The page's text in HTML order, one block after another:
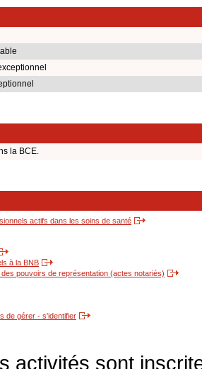
la BCE.
actifs dans les soins de santé
à la BNB
pouvoirs de représentation (actes notariés)
de gérer - s'identifier
activités sont